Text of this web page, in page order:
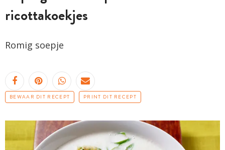
ricottakoekjes
Romig soepje
BEWAAR DIT RECEPT PRINT DIT RECEPT